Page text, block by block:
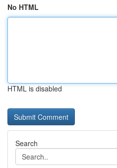
No HTML
HTML is disabled
Search